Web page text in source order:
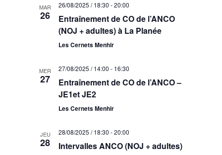
MAR
26
26/08/2025 / 18:30 -20:00
Entraînement de CO de l’ANCO
(NOJ + adultes) à La Planée
Les Cernets Menhir
MER
27
27/08/2025 / 14:00 - 16:30
Entraînement de CO de l’ANCO –
JE1et JE2
Les Cernets Menhir
JEU
28
28/08/2025 / 18:30 -20:00
Intervalles ANCO (NOJ + adultes)